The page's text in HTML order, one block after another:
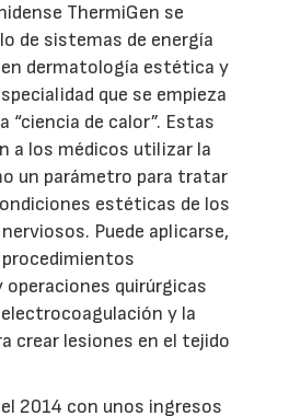
ThermiGen se
de sistemas de energía
dermatología estética y
que se empieza
“ciencia de calor”. Estas
a los médicos utilizar la
un parámetro para tratar
estéticas de los
Puede aplicarse,
procedimientos
quirúrgicas
y la
crear lesiones en el tejido
2014 con unos ingresos